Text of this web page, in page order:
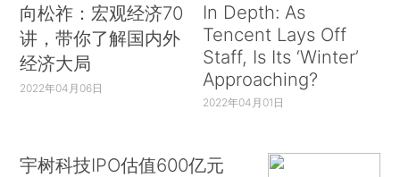
向松祚：宏观经济70
讲，带你了解国内外
经济大局
2022年04月06日
In Depth: As
Tencent Lays Off
Staff, Is Its ‘Winter’
Approaching?
2022年04月01日
宇树科技IPO估值600亿元